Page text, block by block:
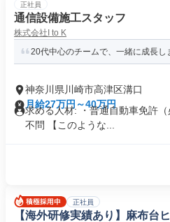
正社員
通信設備施工スタッフ
株式会社I to K
20代中心のチームで、一緒に成長し
神奈川県川崎市高津区溝口
月給27万円～40万円
求める人材: ・普通自動車免許
不問 【このような...
正社員
【海外研修実績あり】麻布台